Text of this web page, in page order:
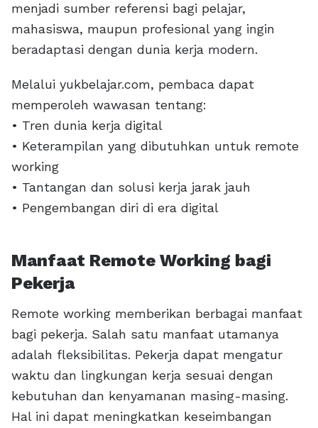
menjadi sumber referensi bagi pelajar,
mahasiswa, maupun profesional yang ingin
beradaptasi dengan dunia kerja modern.
Melalui yukbelajar.com, pembaca dapat
memperoleh wawasan tentang:
• Tren dunia kerja digital
• Keterampilan yang dibutuhkan untuk remote
working
• Tantangan dan solusi kerja jarak jauh
• Pengembangan diri di era digital
Manfaat Remote Working bagi
Pekerja
Remote working memberikan berbagai manfaat
bagi pekerja. Salah satu manfaat utamanya
adalah fleksibilitas. Pekerja dapat mengatur
waktu dan lingkungan kerja sesuai dengan
kebutuhan dan kenyamanan masing-masing.
Hal ini dapat meningkatkan keseimbangan